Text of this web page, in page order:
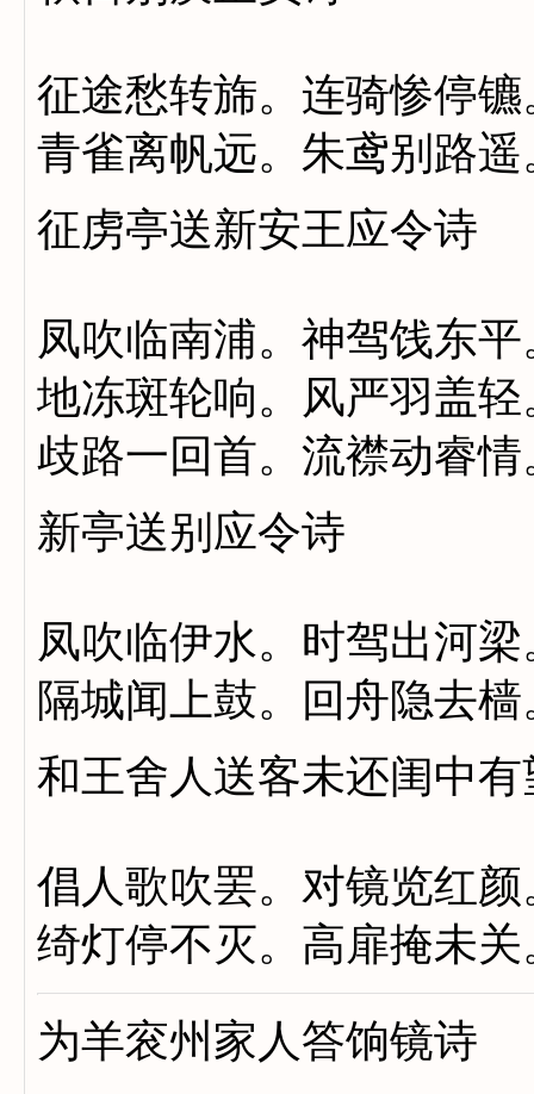
征途愁转旆。连骑惨停
青雀离帆远。朱鸢别路
征虏亭送新安王应令诗
凤吹临南浦。神驾饯东
地冻斑轮响。风严羽盖
歧路一回首。流襟动睿
新亭送别应令诗
凤吹临伊水。时驾出河
隔城闻上鼓。回舟隐去
和王舍人送客未还闺中
倡人歌吹罢。对镜览红
绮灯停不灭。高扉掩未
为羊衮州家人答饷镜诗